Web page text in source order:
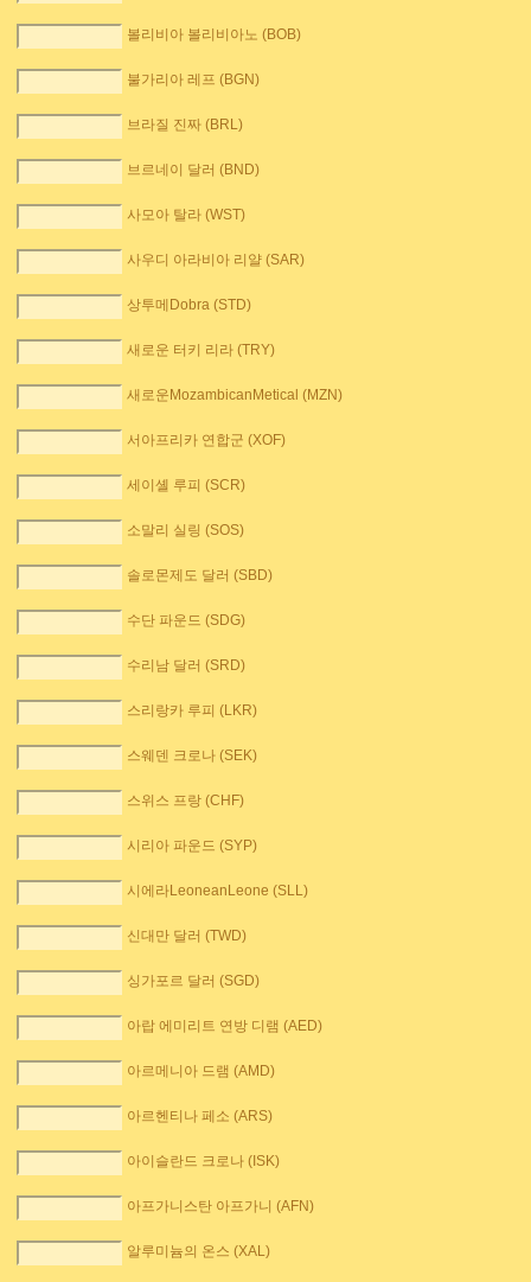
볼리비아 볼리비아노 (BOB)
불가리아 레프 (BGN)
브라질 진짜 (BRL)
브르네이 달러 (BND)
사모아 탈라 (WST)
사우디 아라비아 리얄 (SAR)
상투메Dobra (STD)
새로운 터키 리라 (TRY)
새로운MozambicanMetical (MZN)
서아프리카 연합군 (XOF)
세이셸 루피 (SCR)
소말리 실링 (SOS)
솔로몬제도 달러 (SBD)
수단 파운드 (SDG)
수리남 달러 (SRD)
스리랑카 루피 (LKR)
스웨덴 크로나 (SEK)
스위스 프랑 (CHF)
시리아 파운드 (SYP)
시에라LeoneanLeone (SLL)
신대만 달러 (TWD)
싱가포르 달러 (SGD)
아랍 에미리트 연방 디램 (AED)
아르메니아 드램 (AMD)
아르헨티나 페소 (ARS)
아이슬란드 크로나 (ISK)
아프가니스탄 아프가니 (AFN)
알루미늄의 온스 (XAL)